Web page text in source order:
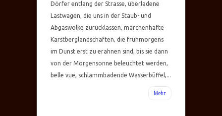
Dörfer entlang der Strasse, überladene
Lastwagen, die uns in der Staub- und
Abgaswolke zurücklassen, märchenhafte
Karstberglandschaften, die frühmorgens
im Dunst erst zu erahnen sind, bis sie dann
von der Morgensonne beleuchtet werden,
belle vue, schlammbadende Wasserbüffel,...
Mehr